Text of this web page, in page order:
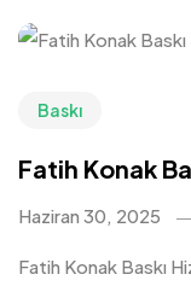
Baskı
Fatih Konak
Haziran 30, 2025
Fatih Konak Baskı